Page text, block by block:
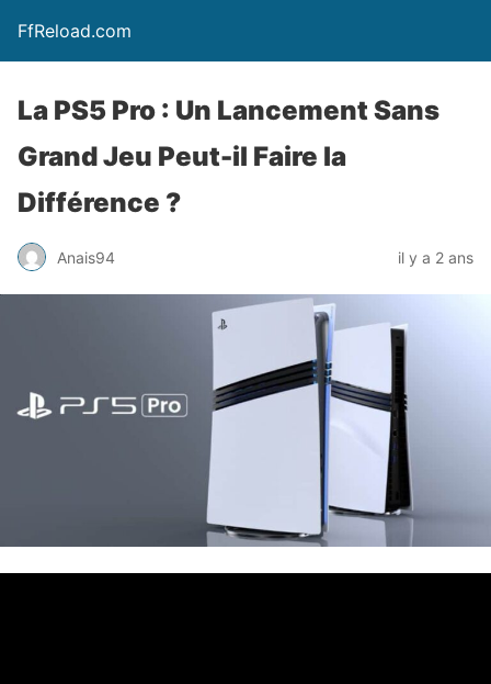
FfReload.com
La PS5 Pro : Un Lancement Sans
Grand Jeu Peut-il Faire la
Différence ?
Anais94 il y a 2 ans